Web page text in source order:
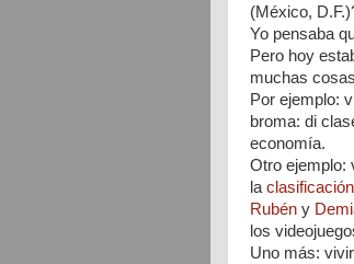
(México,
Yo pensaba
Pero hoy
muchas
Por ejemplo:
broma: di
economía.
Otro ejemplo:
la
Rubén y
los
Uno más: